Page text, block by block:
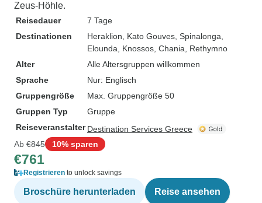
Zeus-Höhle.
Reisedauer
7 Tage
Destinationen
Heraklion , Kato Gouves , Spinalonga
Elounda , Knossos , Chania , Rethymno
Alter
Alle Altersgruppen willkommen
Sprache
Nur: Englisch
Gruppengröße
Max. Gruppengröße 50
Gruppen Typ
Gruppe
Reiseveranstalter Destination Services Greece
Ab €845 10% sparen
€761
Registrieren to unlock savings
Broschüre herunterladen Reise ansehen